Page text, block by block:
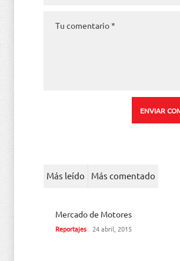
Más leído Más comentado
Mercado de Motores
Reportajes 24 abril, 2015